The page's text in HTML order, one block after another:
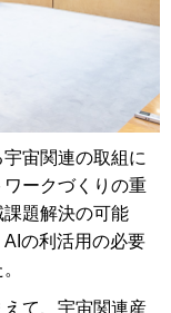
宙関連の取組に
ークづくりの重
題解決の可能
の利活用の必要
て、宇宙関連産